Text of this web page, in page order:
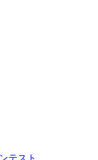
テスト